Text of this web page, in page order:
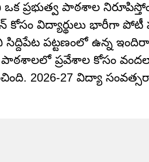
ప్రభుత్వ పాఠశాల
కోసం విద్యార్థులు భారీగా పోటీ
పట్టణంలో ఉన్న
ఈ పాఠశాలలో ప్రవేశాల కోసం
2026-27 విద్యా